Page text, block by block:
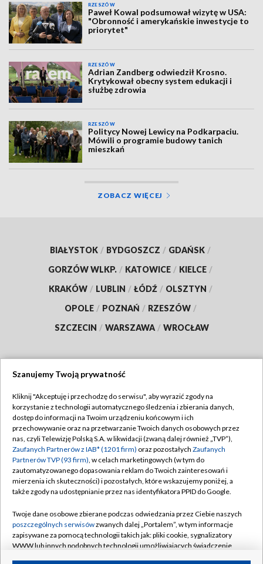
RZESZÓW
Paweł Kowal podsumował wizytę w USA:
"Obronność i amerykańskie inwestycje to
priorytet"
RZESZÓW
Adrian Zandberg odwiedził Krosno.
Krytykował obecny system edukacji i
służbę zdrowia
RZESZÓW
Politycy Nowej Lewicy na Podkarpaciu.
Mówili o programie budowy tanich
mieszkań
ZOBACZ WIĘCEJ
BIAŁYSTOK / BYDGOSZCZ / GDAŃSK /
GORZÓW WLKP. / KATOWICE / KIELCE /
KRAKÓW / LUBLIN / ŁÓDŹ / OLSZTYN /
OPOLE / POZNAŃ / RZESZÓW /
SZCZECIN / WARSZAWA / WROCŁAW
TVP
Abonament TVP
Emisja w TVP
Centrum informacji TVP
Naziemna Telewizja Cyfrowa
Rada Programowa
System NOS
Informacje o nadawcy
Regulamin TVP
Polityka prywatności
Moje zgody
Pomoc
Kontakt
Szanujemy Twoją prywatność
Kliknij "Akceptuję i przechodzę do serwisu", aby wyrazić zgody na
korzystanie z technologii automatycznego śledzenia i zbierania danych,
dostęp do informacji na Twoim urządzeniu końcowym i ich
przechowywanie oraz na przetwarzanie Twoich danych osobowych przez
nas, czyli Telewizję Polską S.A. w likwidacji (zwaną dalej również „TVP”),
Zaufanych Partnerów z IAB* (1201 firm) oraz pozostałych Zaufanych
Partnerów TVP (93 firm), w celach marketingowych (w tym do
zautomatyzowanego dopasowania reklam do Twoich zainteresowań i
mierzenia ich skuteczności) i pozostałych, które wskazujemy poniżej, a
także zgody na udostępnianie przez nas identyfikatora PPID do Google.
Twoje dane osobowe zbierane podczas odwiedzania przez Ciebie naszych
poszczególnych serwisówzwanych dalej „Portalem”, w tym informacje
zapisywane za pomocą technologii takich jak: pliki cookie, sygnalizatory
WWW lub innych podobnych technologii umożliwiających świadczenie